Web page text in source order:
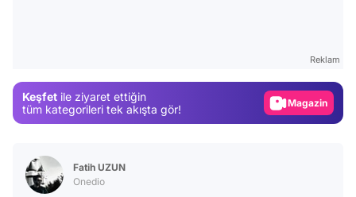
Reklam
Keşfet ile ziyaret ettiğin
tüm kategorileri tek akışta gör!
Magazin
Fatih UZUN
Onedio